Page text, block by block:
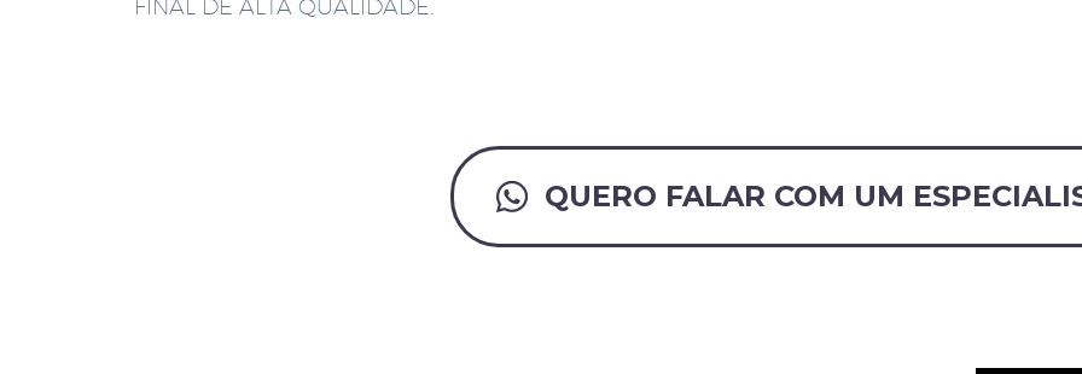
FINAL DE ALTA QUALIDADE.
QUERO FALAR COM UM